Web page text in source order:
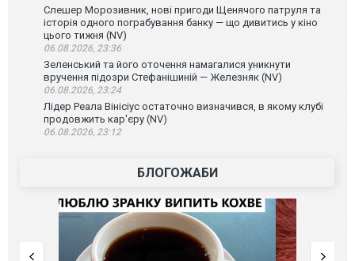
Слешер Морозивник, нові пригоди Щенячого патруля та
історія одного пограбування банку — що дивитись у кіно
цього тижня (NV)
06.08.2026, 23:36
Зеленський та його оточення намагалися уникнути
вручення підозри Стефанішиній — Железняк (NV)
06.08.2026, 23:24
Лідер Реала Вінісіус остаточно визначився, в якому клубі
продовжить кар'єру (NV)
06.08.2026, 23:12
БЛОГОЖАБИ